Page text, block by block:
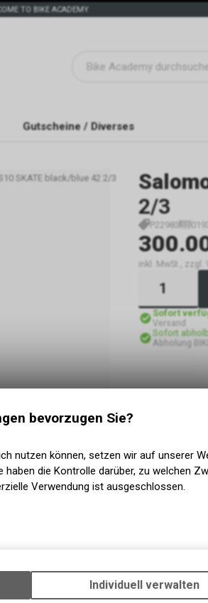
TO BIKE ACADEMY
Gutscheine / Diverses
SKATE black/blue 42 2/3
2/3
P22983
inkl. MwSt.,
Sofort
Versand
Sofort
Abholung
bevorzugen Sie?
nutzen können, setzen wir auf unserer
haben die Kontrolle darüber, zu welchen
Verwendung ist ausgeschlossen.
Funktionen unseres Online-
zu ermöglichen. Bitte beachten Sie, dass
Individuell verwalten